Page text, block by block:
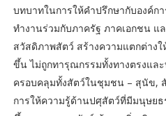
บทบาทในการให้คำปรึกษากับองค์ก
ทำงานร่วมกับภาครัฐ ภาคเอกชน แ
สวัสดิภาพสัตว์ สร้างความแตกต่าง
ขึ้น ไม่ถูกทารุณกรรมทั้งทางตรงแล
ครอบคลุมทั้งสัตว์ในชุมชน – สุนัข,
การให้ความรู้ด้านปศุสัตว์ที่มีมนุษย